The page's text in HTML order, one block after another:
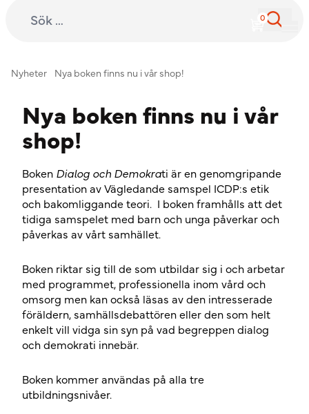
International Child Development Programme
Nyheter Nya boken finns nu i vår shop!
Nya boken finns nu i vår
shop!
Boken Dialog och Demokrati är en genomgripande
presentation av Vägledande samspel ICDP:s etik
och bakomliggande teori. I boken framhålls att det
tidiga samspelet med barn och unga påverkar och
påverkas av vårt samhället.
Boken riktar sig till de som utbildar sig i och arbetar
med programmet, professionella inom vård och
omsorg men kan också läsas av den intresserade
föräldern, samhällsdebattören eller den som helt
enkelt vill vidga sin syn på vad begreppen dialog
och demokrati innebär.
Boken kommer användas på alla tre
utbildningsnivåer.